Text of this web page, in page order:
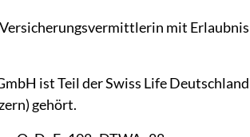
mit Erlaubnis
ist Teil der Swiss Life Deutschland
gehört.